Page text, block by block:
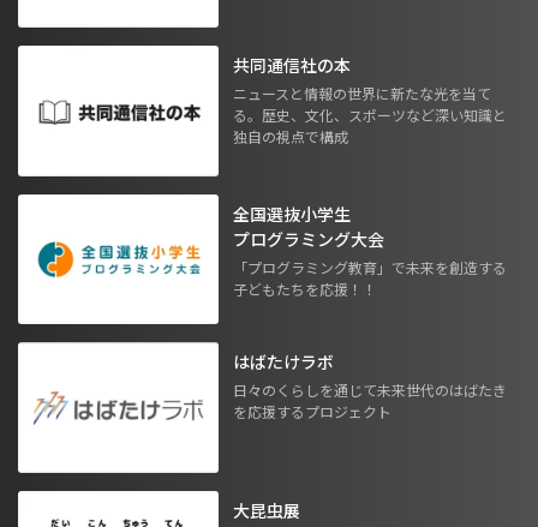
共同通信社の本
ニュースと情報の世界に新たな光を当て
る。歴史、文化、スポーツなど深い知識と
独自の視点で構成
全国選抜小学生
プログラミング大会
「プログラミング教育」で未来を創造する
子どもたちを応援！！
はばたけラボ
日々のくらしを通じて未来世代のはばたき
を応援するプロジェクト
大昆虫展